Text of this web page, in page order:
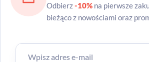
Odbierz-10% na pierwsze
bieżąco z nowościami oraz